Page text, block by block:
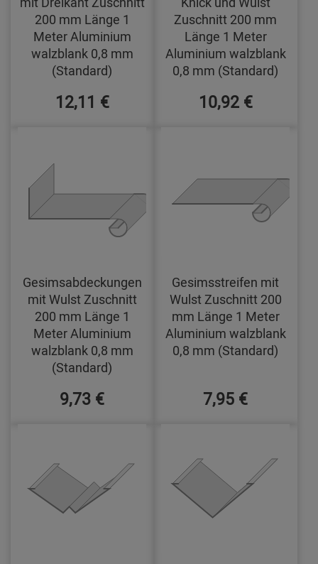
200 mm Länge 1
Meter Aluminium
walzblank 0,8 mm
(Standard)
12,11 €
Zuschnitt 200 mm
Länge 1 Meter
Aluminium walzblank
0,8 mm (Standard)
10,92 €
Gesimsabdeckungen
mit Wulst Zuschnitt
200 mm Länge 1
Meter Aluminium
walzblank 0,8 mm
(Standard)
9,73 €
Gesimsstreifen mit
Wulst Zuschnitt 200
mm Länge 1 Meter
Aluminium walzblank
0,8 mm (Standard)
7,95 €